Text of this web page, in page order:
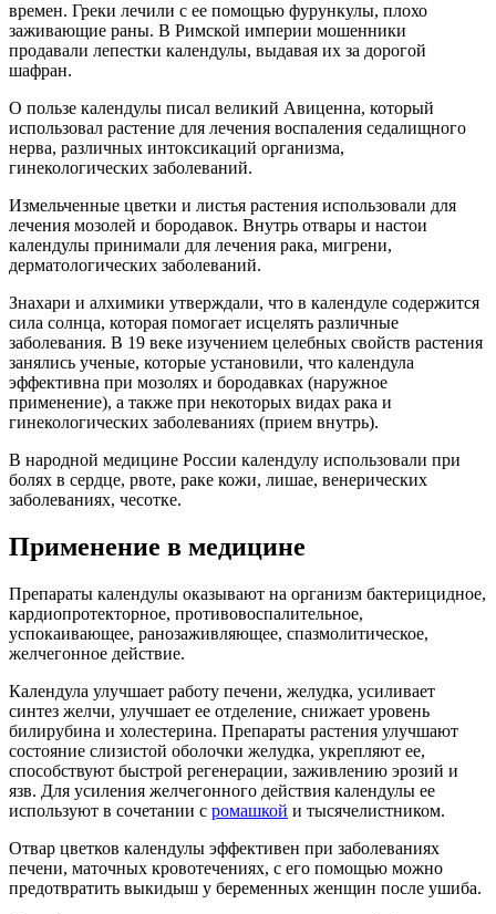
времен. Греки лечили с ее помощью фурункулы, плохо
заживающие раны. В Римской империи мошенники
продавали лепестки календулы, выдавая их за дорогой
шафран.
О пользе календулы писал великий Авиценна, который
использовал растение для лечения воспаления седалищного
нерва, различных интоксикаций организма,
гинекологических заболеваний.
Измельченные цветки и листья растения использовали для
лечения мозолей и бородавок. Внутрь отвары и настои
календулы принимали для лечения рака, мигрени,
дерматологических заболеваний.
Знахари и алхимики утверждали, что в календуле содержится
сила солнца, которая помогает исцелять различные
заболевания. В 19 веке изучением целебных свойств растения
занялись ученые, которые установили, что календула
эффективна при мозолях и бородавках (наружное
применение), а также при некоторых видах рака и
гинекологических заболеваниях (прием внутрь).
В народной медицине России календулу использовали при
болях в сердце, рвоте, раке кожи, лишае, венерических
заболеваниях, чесотке.
Применение в медицине
Препараты календулы оказывают на организм бактерицидное,
кардиопротекторное, противовоспалительное,
успокаивающее, ранозаживляющее, спазмолитическое,
желчегонное действие.
Календула улучшает работу печени, желудка, усиливает
синтез желчи, улучшает ее отделение, снижает уровень
билирубина и холестерина. Препараты растения улучшают
состояние слизистой оболочки желудка, укрепляют ее,
способствуют быстрой регенерации, заживлению эрозий и
язв. Для усиления желчегонного действия календулы ее
используют в сочетании с ромашкой и тысячелистником.
Отвар цветков календулы эффективен при заболеваниях
печени, маточных кровотечениях, с его помощью можно
предотвратить выкидыш у беременных женщин после ушиба.